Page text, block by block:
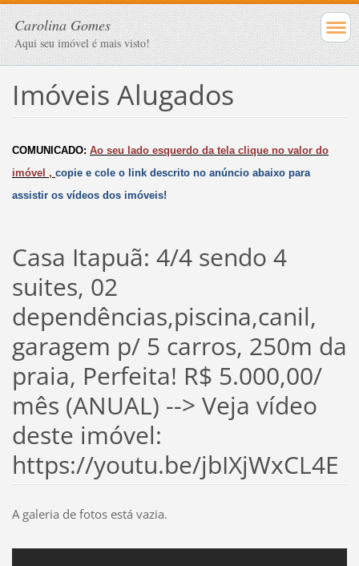
Carolina Gomes
Aqui seu imóvel é mais visto!
Imóveis Alugados
COMUNICADO: Ao seu lado esquerdo da tela clique no valor do
imóvel , copie e cole o link descrito no anúncio abaixo para
assistir os vídeos dos imóveis!
Casa Itapuã: 4/4 sendo 4
suites, 02
dependências,piscina,canil,
garagem p/ 5 carros, 250m da
praia, Perfeita! R$ 5.000,00/
mês (ANUAL) --> Veja vídeo
deste imóvel:
https://youtu.be/jbIXjWxCL4E
A galeria de fotos está vazia.